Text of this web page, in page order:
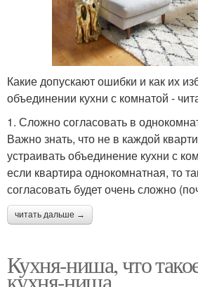
Какие допускают ошибки и как их
объединении кухни с комнатой -
1. Сложно согласовать в
Важно знать, что не в каждой
устраивать объединение кухни с
если квартира однокомнатная, то
согласовать будет очень сложно
читать дальше →
Кухня-ниша, что
кухня-ниша